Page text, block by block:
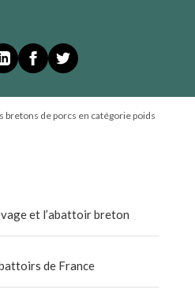
bretons de porcs en catégorie poids
et l’abattoir breton
de France